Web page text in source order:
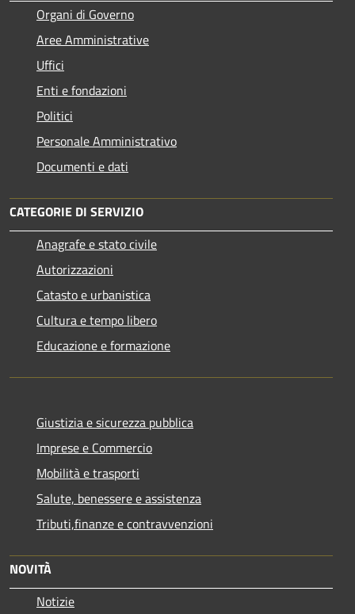
Organi di Governo
Aree Amministrative
Uffici
Enti e fondazioni
Politici
Personale Amministrativo
Documenti e dati
CATEGORIE DI SERVIZIO
Anagrafe e stato civile
Autorizzazioni
Catasto e urbanistica
Cultura e tempo libero
Educazione e formazione
Giustizia e sicurezza pubblica
Imprese e Commercio
Mobilità e trasporti
Salute, benessere e assistenza
Tributi,finanze e contravvenzioni
NOVITÀ
Notizie